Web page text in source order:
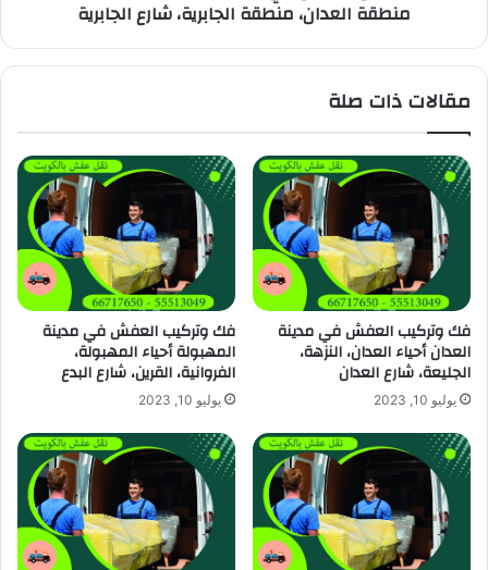
منطقة العدان، منطقة الجابرية، شارع الجابرية
مقالات ذات صلة
فك وتركيب العفش في مدينة
العدان أحياء العدان، النزهة،
الجليعة، شارع العدان
يوليو 10, 2023
فك وتركيب العفش في مدينة
المهبولة أحياء المهبولة،
الفروانية، القرين، شارع البدع
يوليو 10, 2023